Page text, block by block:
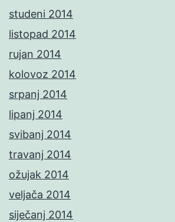
studeni 2014
listopad 2014
rujan 2014
kolovoz 2014
srpanj 2014
lipanj 2014
svibanj 2014
travanj 2014
ožujak 2014
veljača 2014
siječanj 2014